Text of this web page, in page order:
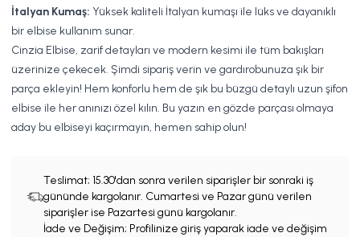
İtalyan Kumaş: Yüksek kaliteli İtalyan kumaşı ile lüks ve dayanıklı
bir elbise kullanım sunar.
Cinzia Elbise, zarif detayları ve modern kesimi ile tüm bakışları
üzerinize çekecek. Şimdi sipariş verin ve gardırobunuza şık bir
parça ekleyin! Hem konforlu hem de şık bu büzgü detaylı uzun şifon
elbise ile her anınızı özel kılın. Bu yazın en gözde parçası olmaya
aday bu elbiseyi kaçırmayın, hemen sahip olun!
Teslimat; 15.30'dan sonra verilen siparişler bir sonraki iş
gününde kargolanır. Cumartesi ve Pazar günü verilen
siparişler ise Pazartesi günü kargolanır.
İade ve Değişim; Profilinize giriş yaparak iade ve değişim